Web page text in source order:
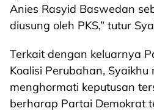
Anies Rasyid Baswedan
diusung oleh PKS,” tutur
Terkait dengan keluarnya
Koalisi Perubahan, Syaikhu
menghormati keputusan
berharap Partai Demokrat